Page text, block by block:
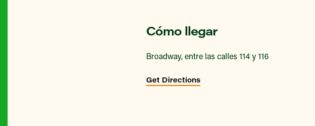
Cómo llegar
Broadway, entre las calles 114 y 116
Get Directions